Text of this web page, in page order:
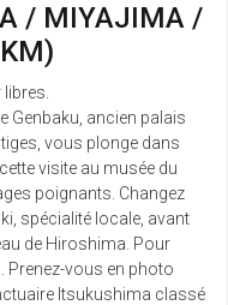
/ MIYAJIMA /
Genbaku, ancien palais
vous plonge dans
visite au musée du
poignants. Changez
spécialité locale, avant
de Hiroshima. Pour
Prenez-vous en photo
Itsukushima classé